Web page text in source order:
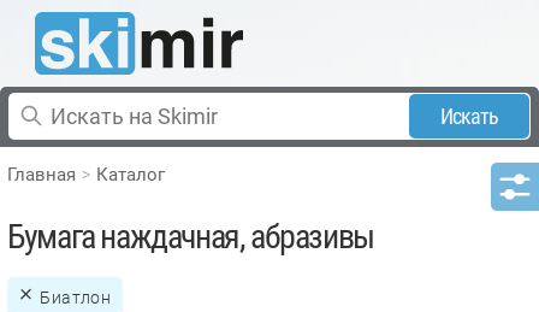
Искать
Главная Каталог
Бумага наждачная, абразивы
Биатлон